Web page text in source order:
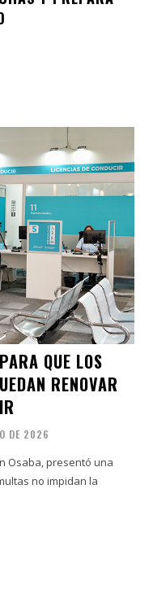
QUE LOS
RENOVAR
DE 2026
Osaba, presentó una
no impidan la